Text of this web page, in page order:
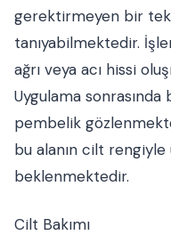
gerektirmeyen bir
tanıyabilmektedir.
ağrı veya acı hissi
Uygulama
pembelik
bu alanın cilt
beklenmektedir.
Cilt Bakımı